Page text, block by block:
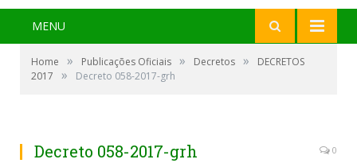
MENU
Home » Publicações Oficiais » Decretos »
DECRETOS
2017
» Decreto 058-2017-grh
Decreto 058-2017-grh 0